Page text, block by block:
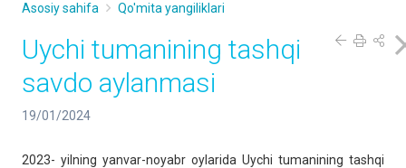
Asosiy sahifa Qo'mita yangiliklari
Uychi tumanining tashqi
savdo aylanmasi
19/01/2024
2023- yilning yanvar-noyabr oylarida Uychi tumanining tashqi